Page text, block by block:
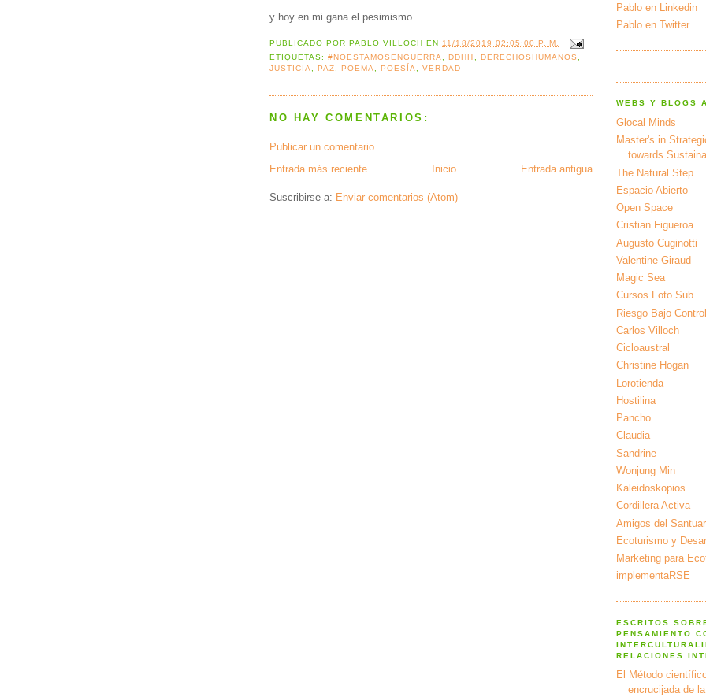
y hoy en mi gana el pesimismo.
PUBLICADO PORPABLO VILLOCH EN 11/18/2019 02:05:00 P. M.
ETIQUETAS:#NOESTAMOSENGUERRA ,DDHH DERECHOSHUMANOS
JUSTICIA
,PAZ ,POEMA ,POESÍA ,VERDAD
NO HAY COMENTARIOS:
Publicar un comentario
Entrada más reciente
Entrada antigua
Inicio
Suscribirse a: Enviar comentarios (Atom)
Pablo en Linkedin
Pablo en Twitter
WEBS Y BLOGS
Glocal Minds
Master's in
towards
The Natural Step
Espacio Abierto
Open Space
Cristian Figueroa
Augusto Cuginotti
Valentine Giraud
Magic Sea
Cursos Foto Sub
Riesgo Bajo Control
Carlos Villoch
Cicloaustral
Christine Hogan
Lorotienda
Hostilina
Pancho
Claudia
Sandrine
Wonjung Min
Kaleidoskopios
Cordillera Activa
Amigos del
Ecoturismo y
Marketing para
implementaRSE
ESCRITOS
PENSAMIENTO
RELACIONES
El Método
encrucijada de